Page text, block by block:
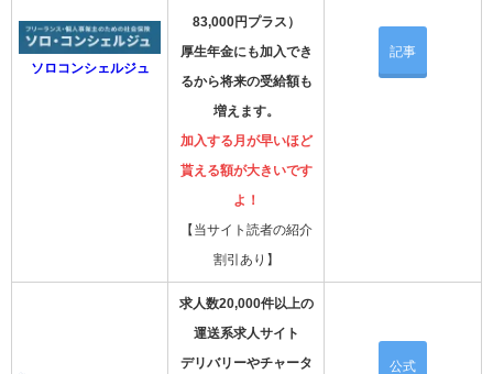
ソロコンシェルジュ
83,000円プラス）
厚生年金にも加入でき
るから将来の受給額も
増えます。
加入する月が早いほど
貰える額が大きいです
よ！
【当サイト読者の紹介
割引あり】
記事
求人数20,000件以上の
運送系求人サイト
デリバリーやチャータ 公式